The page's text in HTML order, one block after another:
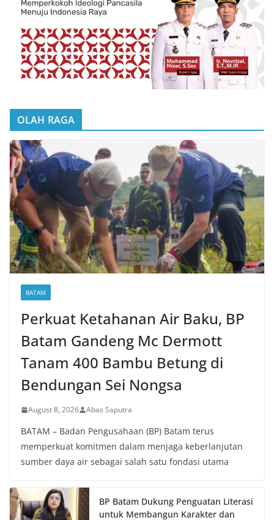
OLAH RAGA
BATAM
Perkuat Ketahanan Air Baku, BP
Batam Gandeng Mc Dermott
Tanam 400 Bambu Betung di
Bendungan Sei Nongsa
August 8, 2026 Abas Saputra
BATAM – Badan Pengusahaan (BP) Batam terus
memperkuat komitmen dalam menjaga keberlanjutan
sumber daya air sebagai salah satu fondasi utama
BP Batam Dukung Penguatan Literasi
untuk Membangun Karakter dan